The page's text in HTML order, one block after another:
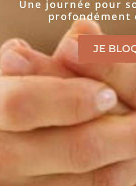
Une journée pour
JE